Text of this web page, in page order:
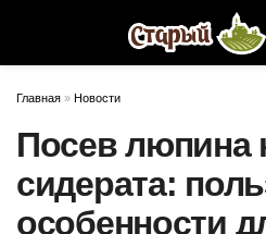
Главная » Новости
Посев люпина
сидерата:
особенности